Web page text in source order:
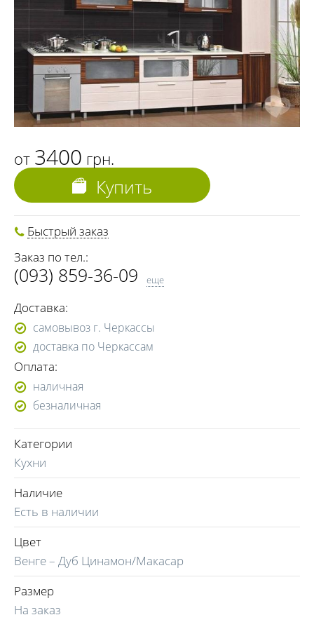
от 3400 грн.
Купить
Быстрый заказ
Заказ по тел.:
(093) 859-36-09
еще
Доставка:
самовывоз г. Черкассы
доставка по Черкассам
Оплата:
наличная
безналичная
Категории
Кухни
Наличие
Есть в наличии
Цвет
Венге – Дуб Цинамон/Макасар
Размер
На заказ